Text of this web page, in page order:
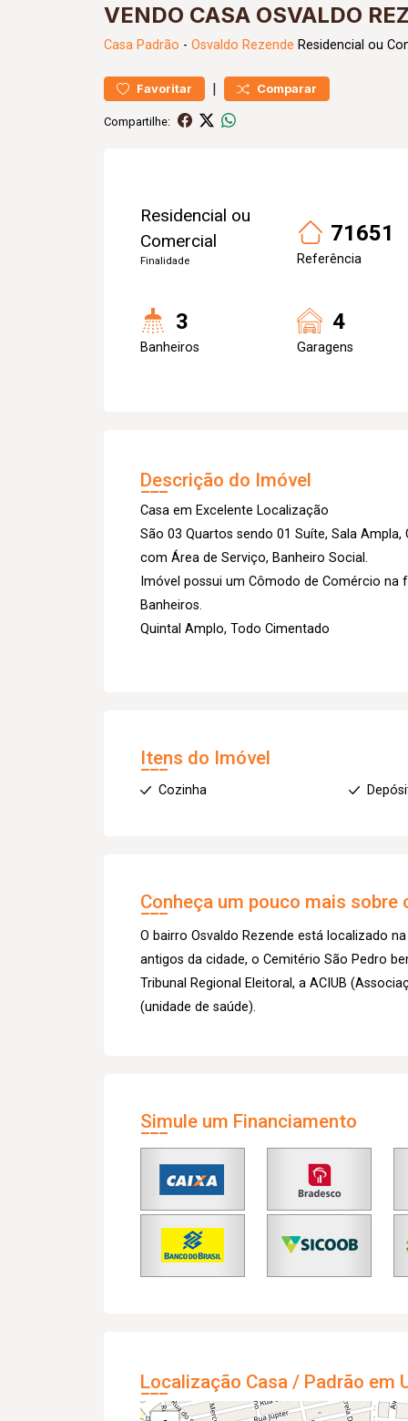
VENDO CASA OSVALDO
Casa Padrão - Osvaldo Rezende Residencial ou
Favoritar | Comparar
Compartilhe:
Residencial ou
Comercial
Finalidade
71651
Referência
3
Banheiros
4
Garagens
Descrição do Imóvel
Casa em Excelente Localização
São 03 Quartos sendo 01 Suíte, Sala
com Área de Serviço, Banheiro Social.
Imóvel possui um Cômodo de Comércio
Banheiros.
Quintal Amplo, Todo Cimentado
Itens do Imóvel
Cozinha
Conheça um pouco mais sobre
O bairro Osvaldo Rezende está localizado
antigos da cidade, o Cemitério São Pedro
Tribunal Regional Eleitoral, a ACIUB
(unidade de saúde).
Simule um Financiamento
Localização Casa / Padrão em